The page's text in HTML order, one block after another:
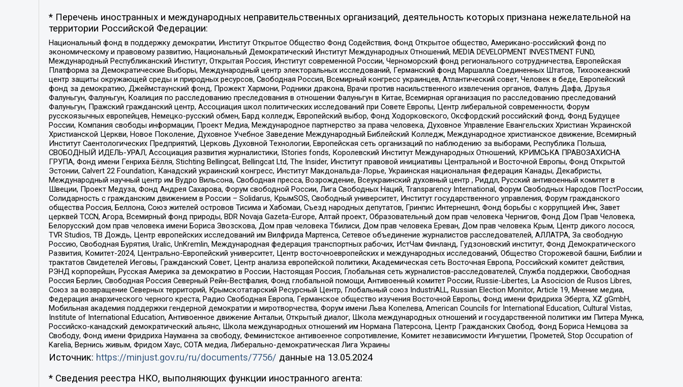
* Перечень иностранных и международных неправительственных организаций, деятельность которых признана нежелательной на
территории Российской Федерации:
Национальный фонд в поддержку демократии, Институт Открытое Общество Фонд Содействия, Фонд Открытое общество, Американо-российский фонд по
экономическому и правовому развитию, Национальный Демократический Институт Международных Отношений, MEDIA DEVELOPMENT INVESTMENT FUND,
Международный Республиканский Институт, Открытая Россия, Институт современной России, Черноморский фонд регионального сотрудничества, Европейская
Платформа за Демократические Выборы, Международный центр электоральных исследований, Германский фонд Маршалла Соединенных Штатов, Тихоокеанский
центр защиты окружающей среды и природных ресурсов, Свободная Россия, Всемирный конгресс украинцев, Атлантический совет, Человек в беде, Европейский
фонд за демократию, Джеймстаунский фонд, Прожект Хармони, Родники дракона, Врачи против насильственного извлечения органов, Фалунь Дафа, Друзья
Фалуньгун, Фалуньгун, Коалиция по расследованию преследования в отношении Фалуньгун в Китае, Всемирная организация по расследованию преследований
Фалуньгун, Пражский гражданский центр, Ассоциация школ политических исследований при Совете Европы, Центр либеральной современности, Форум
русскоязычных европейцев, Немецко-русский обмен, Бард колледж, Европейский выбор, Фонд Ходорковского, Оксфордский российский фонд, Фонд Будущее
России, Компания свободы информации, Проект Медиа, Международное партнерство за права человека, Духовное Управление Евангельских Христиан Украинской
Христианской Церкви, Новое Поколение, Духовное Учебное Заведение Международный Библейский Колледж, Международное христианское движение, Всемирный
Институт Саентологических Предприятий, Церковь Духовной Технологии, Европейская сеть организаций по наблюдению за выборами, Республика Польша,
СВОБОДНЫЙ ИДЕЛЬ-УРАЛ, Ассоциация развития журналистики, IStories fonds, Королевский Институт Международных Отношений, КРИМСЬКА ПРАВОЗАХИСНА
ГРУПА, Фонд имени Генриха Бёлля, Stichting Bellingcat, Bellingcat Ltd, The Insider, Институт правовой инициативы Центральной и Восточной Европы, Фонд Открытой
Эстонии, Calvert 22 Foundation, Канадский украинский конгресс, Институт Макдональда-Лорье, Украинская национальная федерация Канады, Декабристы,
Международный научный центр им Вудро Вильсона, Свободная пресса, Возрождение, Всеукраинский духовный центр , Риддл, Русский антивоенный комитет в
Швеции, Проект Медуза, Фонд Андрея Сахарова, Форум свободной России, Лига Свободных Наций, Transparеncy International, Форум Свободных Народов ПостРоссии,
Солидарность с гражданским движением в России – Solidarus, КрымSOS, Свободный университет, Институт государственного управления, Форум гражданского
общества Россия, Беллона, Союз жителей островов Тисима и Хабомаи, Съезд народных депутатов, Гринпис Интернешнл, Фонд борьбы с коррупцией Инк, Завет
церквей TCCN, Агора, Всемирный фонд природы, BDR Novaja Gazeta-Europe, Алтай проект, Образовательный дом прав человека Чернигов, Фонд Дом Прав Человека,
Белорусский дом прав человека имени Бориса Звозскова, Дом прав человека Тбилиси, Дом прав человека Ереван, Дом прав человека Крым, Центр дикого лосося,
TVR Studios, ТВ Дождь, Центр европейских исследований им Вилфрида Мартенса, Сетевое объединение журналистов расследователей, АЛЛАТРА, За свободную
Россию, Свободная Бурятия, Uralic, UnKremlin, Международная федерация транспортных рабочих, ИстЧам Финланд, Гудзоновский институт, Фонд Демократического
Развития, Комитет-2024, Центрально-Европейский университет, Центр восточноевропейских и международных исследований, Общество Сторожевой башни, Библии и
трактатов Свидетелей Иеговы, Гражданский Совет, Центр анализа европейской политики, Академическая сеть Восточная Европа, Российский комитет действия,
РЭНД корпорейшн, Русская Америка за демократию в России, Настоящая Россия, Глобальная сеть журналистов-расследователей, Служба поддержки, Свободная
Россия Берлин, Свободная Россия Северный Рейн-Вестфалия, Фонд глобальной помощи, Антивоенный комитет России, Russie-Libertes, La Asocicion de Rusos Libres,
Союз за возвращение Северных территорий, Крымскотатарский Ресурсный Центр, Глобальный союз IndustriALL, Russian Election Monitor, Article 19, Мнение медиа,
Федерация анархического черного креста, Радио Свободная Европа, Германское общество изучения Восточной Европы, Фонд имени Фридриха Эберта, XZ gGmbH,
Мобильная академия поддержки гендерной демократии и миротворчества, Форум имени Льва Копелева, American Councils for International Education, Cultural Vistas,
Institute of International Education, Антивоенное движение Антальи, Открытый диалог, Школа международных отношений и государственной политики им Питера Мунка,
Российско-канадский демократический альянс, Школа международных отношений им Нормана Патерсона, Центр Гражданских Свобод, Фонд Бориса Немцова за
Свободу, Фонд имени Фридриха Науманна за свободу, Феминистское антивоенное сопротивление, Комитет независимости Ингушетии, Прометей, Stop Occupation of
Karelia, Вернись живым, Фридом Хаус, СОТА медиа, Либерально-демократическая Лига Украины
Источник: https://minjust.gov.ru/ru/documents/7756/ данные на 13.05.2024
* Сведения реестра НКО, выполняющих функции иностранного агента: